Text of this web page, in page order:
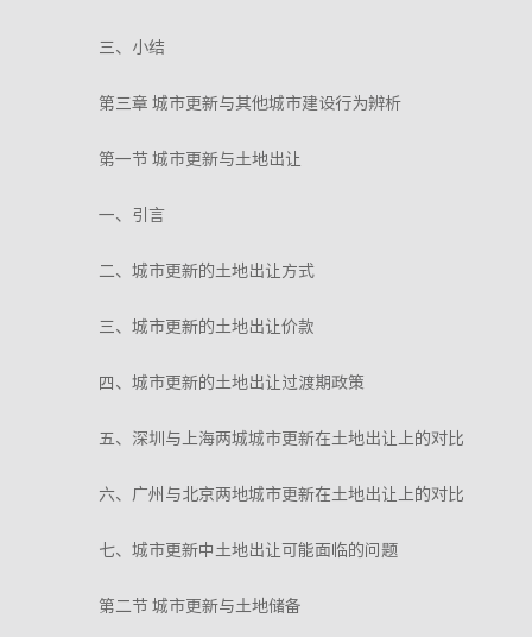
三、小结
第三章 城市更新与其他城市建设行为辨析
第一节 城市更新与土地出让
一、引言
二、城市更新的土地出让方式
三、城市更新的土地出让价款
四、城市更新的土地出让过渡期政策
五、深圳与上海两城城市更新在土地出让上的对比
六、广州与北京两地城市更新在土地出让上的对比
七、城市更新中土地出让可能面临的问题
第二节 城市更新与土地储备